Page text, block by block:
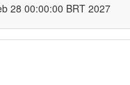
28 00:00:00 BRT 2027